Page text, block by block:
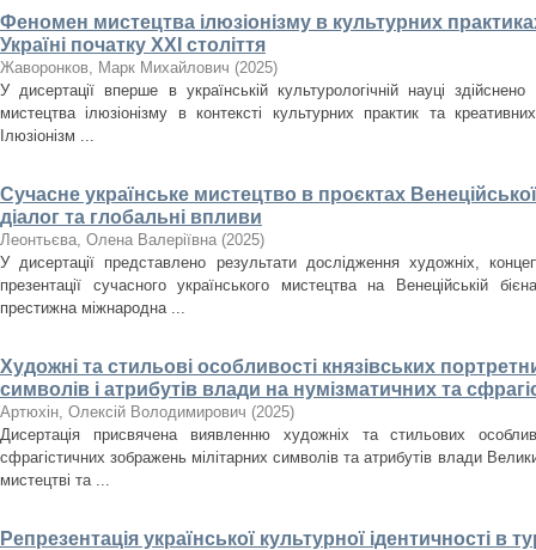
Феномен мистецтва ілюзіонізму в культурних
Україні початку ХХІ століття
Жаворонков, Марк Михайлович (2025)
У дисертації вперше в українській культурологічній науці
мистецтва ілюзіонізму в контексті культурних практик та
Ілюзіонізм ...
Сучасне українське мистецтво в проєктах
діалог та глобальні впливи
Леонтьєва, Олена Валеріївна (2025)
У дисертації представлено результати дослідження художніх,
презентації сучасного українського мистецтва на Венеційській
престижна міжнародна ...
Художні та стильові особливості князівських
символів і атрибутів влади на нумізматичних та
Артюхін, Олексій Володимирович (2025)
Дисертація присвячена виявленню художніх та стильових
сфрагістичних зображень мілітарних символів та атрибутів влади
мистецтві та ...
Репрезентація української культурної ідентичності в